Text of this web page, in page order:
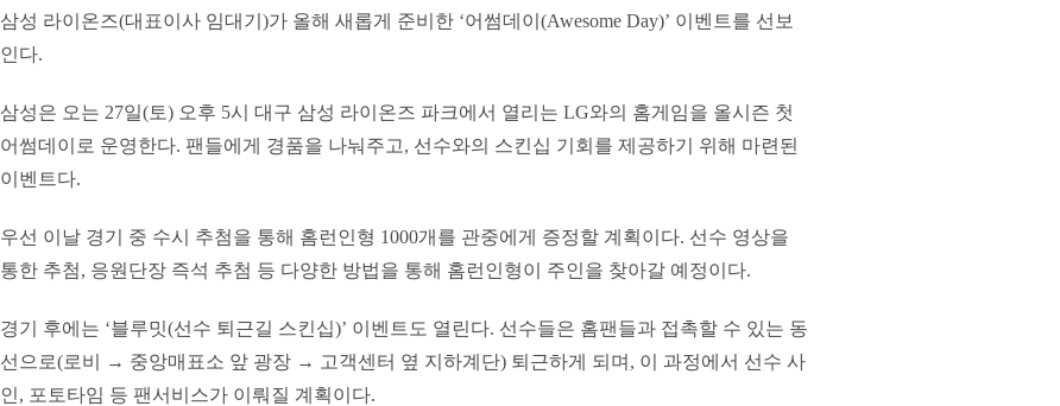
삼성 라이온즈(대표이사 임대기)가 올해 새롭게 준비한 ‘어썸데이(Awesome Day)’ 이벤트를 선보
인다.
삼성은 오는 27일(토) 오후 5시 대구 삼성 라이온즈 파크에서 열리는 LG와의 홈게임을 올시즌 첫
어썸데이로 운영한다. 팬들에게 경품을 나눠주고, 선수와의 스킨십 기회를 제공하기 위해 마련된
이벤트다.
우선 이날 경기 중 수시 추첨을 통해 홈런인형 1000개를 관중에게 증정할 계획이다. 선수 영상을
통한 추첨, 응원단장 즉석 추첨 등 다양한 방법을 통해 홈런인형이 주인을 찾아갈 예정이다.
경기 후에는 ‘블루밋(선수 퇴근길 스킨십)’ 이벤트도 열린다. 선수들은 홈팬들과 접촉할 수 있는 동
선으로(로비 → 중앙매표소 앞 광장 → 고객센터 옆 지하계단) 퇴근하게 되며, 이 과정에서 선수 사
인, 포토타임 등 팬서비스가 이뤄질 계획이다.